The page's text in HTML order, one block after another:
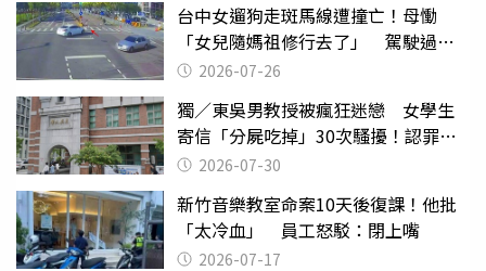
台中女遛狗走斑馬線遭撞亡！母慟
「女兒隨媽祖修行去了」 駕駛過失
致死判9月
2026-07-26
獨／東吳男教授被瘋狂迷戀 女學生
寄信「分屍吃掉」30次騷擾！認罪免
關 2026-07-30
新竹音樂教室命案10天後復課！他批
「太冷血」 員工怒駁：閉上嘴
2026-07-17